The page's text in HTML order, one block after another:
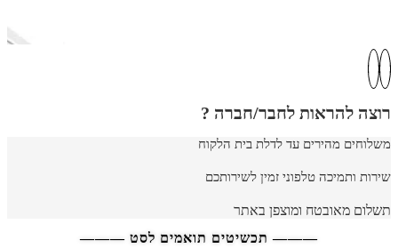
רוצה להראות לחבר/חברה ?
משלוחים מהירים עד לדלת בית הלקוח
שירות ותמיכה טלפוני זמין לשירותכם
תשלום מאובטח ומוצפן באתר
——— תכשיטים תואמים לסט ———